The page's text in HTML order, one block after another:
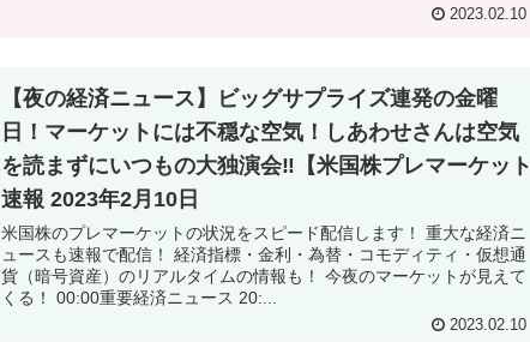
2023.02.10
【夜の経済ニュース】ビッグサプライズ連発の金曜
日！マーケットには不穏な空気！しあわせさんは空気
を読まずにいつもの大独演会‼【米国株プレマーケット
速報 2023年2月10日
米国株のプレマーケットの状況をスピード配信します！ 重大な経済ニ
ュースも速報で配信！ 経済指標・金利・為替・コモディティ・仮想通
貨（暗号資産）のリアルタイムの情報も！ 今夜のマーケットが見えて
くる！ 00:00重要経済ニュース 20:...
2023.02.10